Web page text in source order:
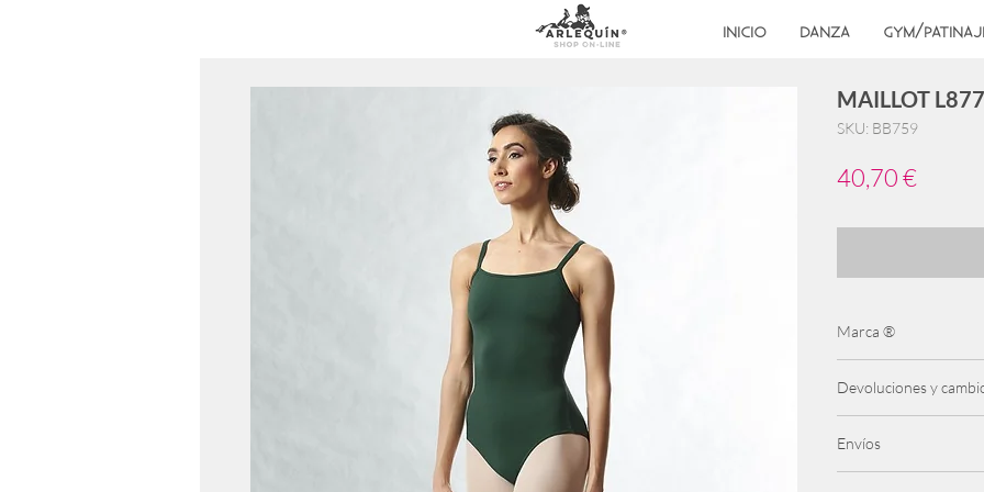
INICIO DANZA GYM/
MAILLOT
SKU: BB759
40,70 €Precio
Marca ®
Devoluciones y
producto debe ser
condiciones
Envíos